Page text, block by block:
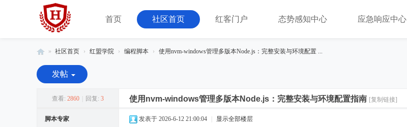
首页 社区首页 红客门户 态势感知中心 应急响应中心
红
客
» 社区首页 › 红盟学院 › 编程脚本 › 使用nvm-windows管理多版本Node.js：完整安装与环境配置 ...
发帖
查看: 2860 回复: 3 使用nvm-windows管理多版本Node.js：完整安装与环境配置指南 [复制链接]
脚本专家 发表于 2026-6-12 21:00:04 显示全部楼层